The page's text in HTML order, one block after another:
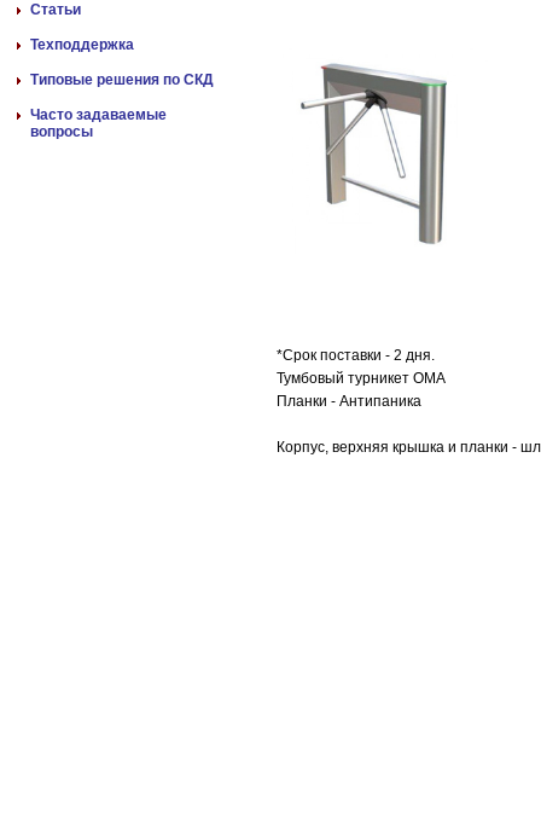
Статьи
Техподдержка
Типовые решения по СКД
Часто задаваемые
вопросы
*Срок поставки - 2 дня.
Тумбовый турникет ОМА
Планки - Антипаника
Корпус, верхняя крышка и планки -